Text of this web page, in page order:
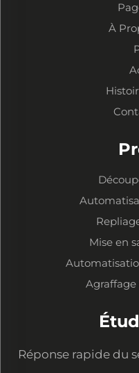
À
Mise en
Agraffage
Réponse rapide du